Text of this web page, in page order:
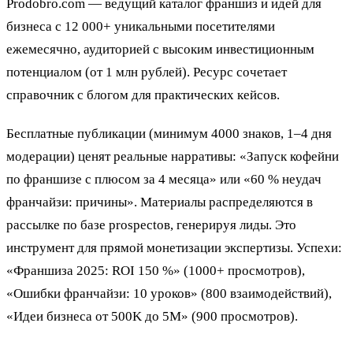
Prodobro.com — ведущий каталог франшиз и идей для
бизнеса с 12 000+ уникальными посетителями
ежемесячно, аудиторией с высоким инвестиционным
потенциалом (от 1 млн рублей). Ресурс сочетает
справочник с блогом для практических кейсов.
Бесплатные публикации (минимум 4000 знаков, 1–4 дня
модерации) ценят реальные нарративы: «Запуск кофейни
по франшизе с плюсом за 4 месяца» или «60 % неудач
франчайзи: причины». Материалы распределяются в
рассылке по базе prospectов, генерируя лиды. Это
инструмент для прямой монетизации экспертизы. Успехи:
«Франшиза 2025: ROI 150 %» (1000+ просмотров),
«Ошибки франчайзи: 10 уроков» (800 взаимодействий),
«Идеи бизнеса от 500K до 5M» (900 просмотров).